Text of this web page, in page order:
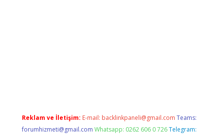
Reklam ve İletişim: E-mail: backlinkpaneli@gmail.com Teams:
forumhizmeti@gmail.com Whatsapp: 0262 606 0 726 Telegram: